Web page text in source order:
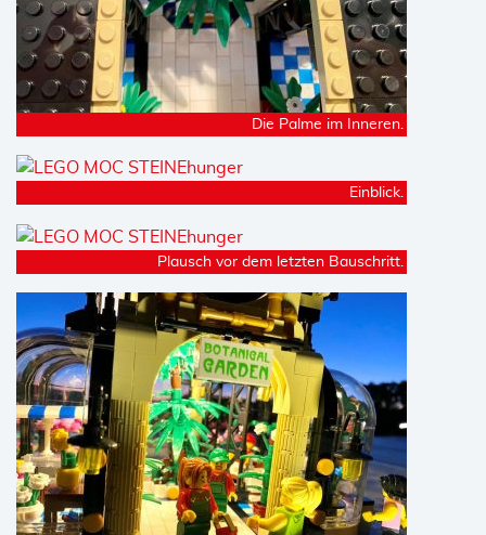
Die Palme im Inneren.
Einblick.
Plausch vor dem letzten Bauschritt.